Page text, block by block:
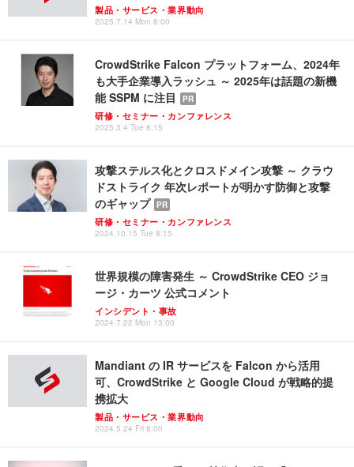
製品・サービス・業界動向
2025.7.14 Mon 8:00
CrowdStrike Falcon プラットフォーム、2024年
も大手企業導入ラッシュ ～ 2025年は話題の新機
能 SSPM に注目
PR
研修・セミナー・カンファレンス
2025.3.4 Tue 8:15
攻撃ステルス化とクロスドメイン攻撃 ～ クラウ
ドストライク 年次レポートが明かす防御と攻撃
のギャップ PR
研修・セミナー・カンファレンス
2024.10.15 Tue 8:15
世界規模の障害発生 ～ CrowdStrike CEO ジョ
ージ・カーツ 公式コメント
インシデント・事故
2024.7.22 Mon 13:00
Mandiant の IR サービスを Falcon から活用
可、CrowdStrike と Google Cloud が戦略的提
携拡大
製品・サービス・業界動向
2024.5.24 Fri 8:00